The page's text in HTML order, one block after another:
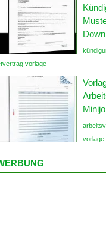
vorlage
vorlage